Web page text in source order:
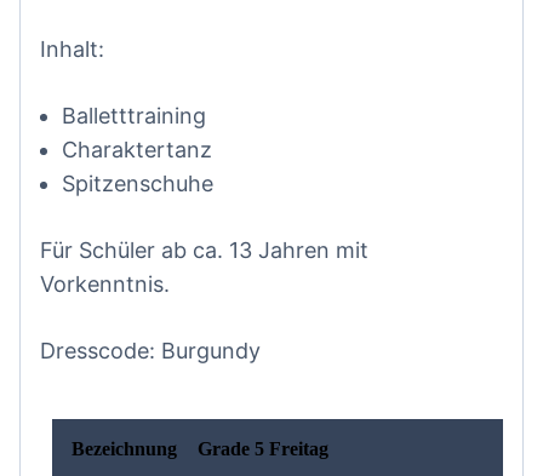
Inhalt:
Balletttraining
Charaktertanz
Spitzenschuhe
Für Schüler ab ca. 13 Jahren mit
Vorkenntnis.
Dresscode: Burgundy